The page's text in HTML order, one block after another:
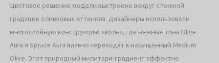
Цветовое решение модели выстроено вокруг сложной
градации оливковых оттенков. Дизайнеры использовали
многослойную конструкцию «волн», где нежные тона Olive
Aura и Spruce Aura плавно переходят в насыщенный Medium
Olive. Этот природный милитари-градиент эффектно